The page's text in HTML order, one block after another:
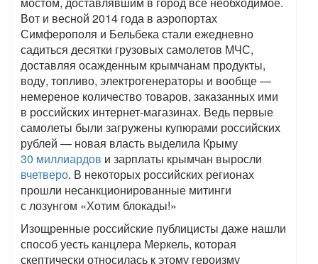
Вот и весной 2014 года в аэропортах
Симферополя и Бельбека стали ежедневно
садиться десятки грузовых самолетов МЧС,
доставляя осажденным крымчанам продукты,
воду, топливо, электрогенераторы и вообще —
немереное количество товаров, заказанных ими
в российских интернет-магазинах. Ведь первые
самолеты были загружены купюрами российских
рублей — новая власть выделила Крыму
30 миллиардов и зарплаты крымчан выросли
вчетверо. В некоторых российских регионах
прошли несанкционированные митинги
с лозунгом «Хотим блокады!»
Изощренные российские публицисты даже нашли
способ уесть канцлера Меркель, которая
скептически относилась к этому героизму